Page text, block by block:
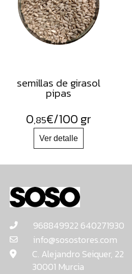
semillas de girasol
pipas
0,85€/100 gr
968849922 640271930
info@sosostores.com
C. Alejandro Seiquer, 22
30001 Murcia